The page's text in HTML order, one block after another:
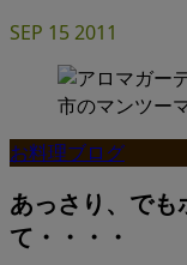
SEP 152011
お料理ブログ
あっさり、でも
て・・・・